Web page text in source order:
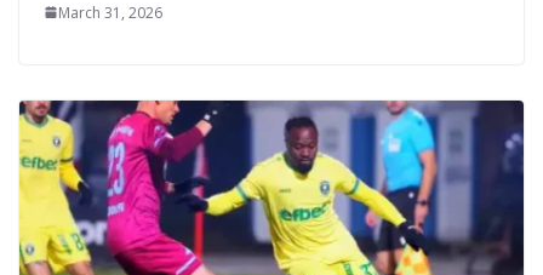
March 31, 2026